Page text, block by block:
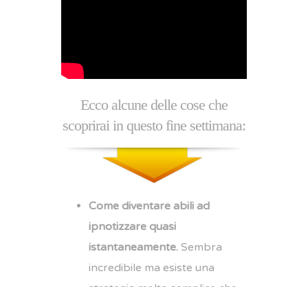
Ecco alcune delle cose che
scoprirai in questo fine settimana:
Come diventare abili ad
ipnotizzare quasi
istantaneamente. Sembra
incredibile ma esiste una